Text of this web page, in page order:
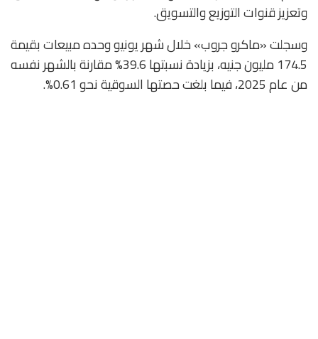
وتعزيز قنوات التوزيع والتسويق.
وسجلت «ماكرو جروب» خلال شهر يونيو وحده مبيعات بقيمة
174.5 مليون جنيه، بزيادة نسبتها 39.6% مقارنة بالشهر نفسه
من عام 2025، فيما بلغت حصتها السوقية نحو 0.61%.